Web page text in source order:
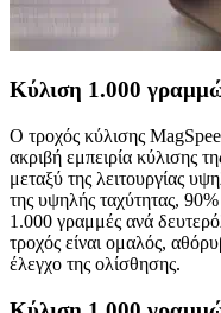
Κύλιση 1.000
Ο τροχός κύλισης
ακριβή εμπειρία κύλισης
μεταξύ της λειτουργίας
της υψηλής ταχύτητας,
1.000 γραμμές ανά
τροχός είναι ομαλός,
έλεγχο της ολίσθησης.